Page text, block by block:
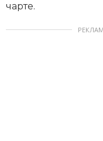
чарте.